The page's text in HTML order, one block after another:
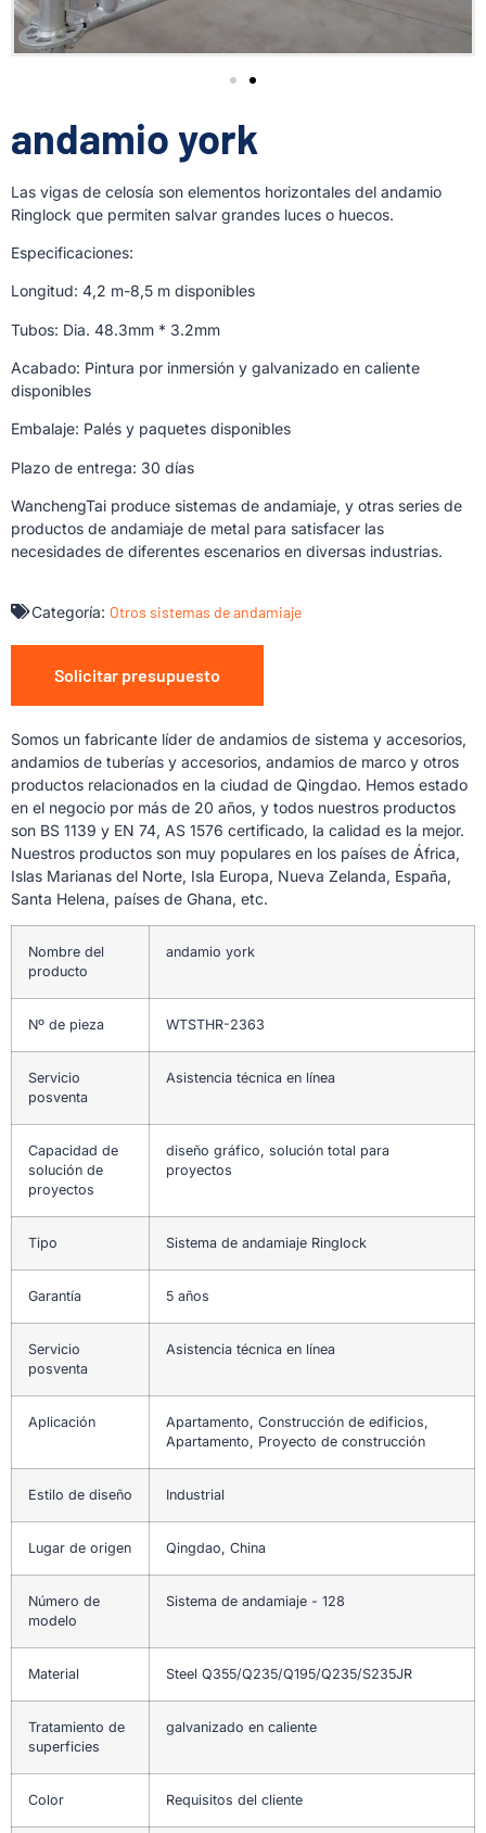
andamio york
Las vigas de celosía son elementos horizontales del andamio
Ringlock que permiten salvar grandes luces o huecos.
Especificaciones:
Longitud: 4,2 m-8,5 m disponibles
Tubos: Dia. 48.3mm * 3.2mm
Acabado: Pintura por inmersión y galvanizado en caliente
disponibles
Embalaje: Palés y paquetes disponibles
Plazo de entrega: 30 días
WanchengTai produce sistemas de andamiaje, y otras series de
productos de andamiaje de metal para satisfacer las
necesidades de diferentes escenarios en diversas industrias.
Categoría: Otros sistemas de andamiaje
Solicitar presupuesto
Somos un fabricante líder de andamios de sistema y accesorios,
andamios de tuberías y accesorios, andamios de marco y otros
productos relacionados en la ciudad de Qingdao. Hemos estado
en el negocio por más de 20 años, y todos nuestros productos
son BS 1139 y EN 74, AS 1576 certificado, la calidad es la mejor.
Nuestros productos son muy populares en los países de África,
Islas Marianas del Norte, Isla Europa, Nueva Zelanda, España,
Santa Helena, países de Ghana, etc.
Nombre del
producto
andamio york
Nº de pieza WTSTHR-2363
Servicio
posventa
Asistencia técnica en línea
Capacidad de
solución de
proyectos
diseño gráfico, solución total para
proyectos
Tipo Sistema de andamiaje Ringlock
Garantía 5 años
Servicio
posventa
Asistencia técnica en línea
Aplicación
Apartamento, Construcción de edificios,
Apartamento, Proyecto de construcción
Estilo de diseño Industrial
Lugar de origen Qingdao, China
Número de
modelo
Sistema de andamiaje - 128
Material Steel Q355/Q235/Q195/Q235/S235JR
Tratamiento de
superficies
galvanizado en caliente
Color Requisitos del cliente